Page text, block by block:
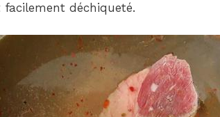
déchiqueté.